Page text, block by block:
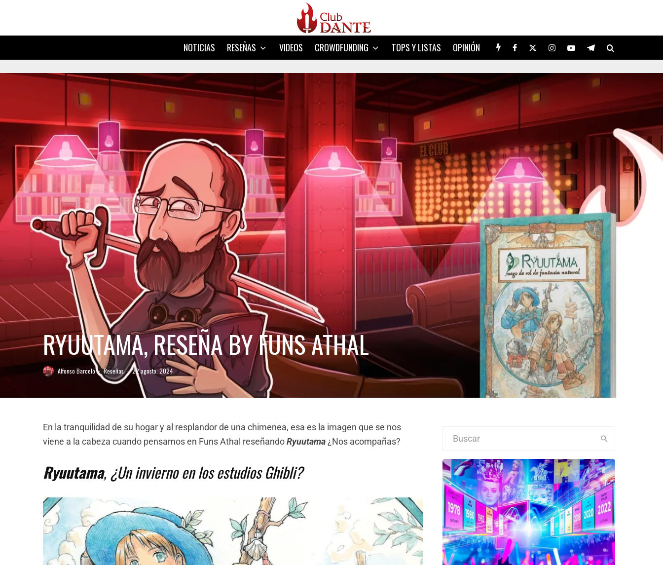
NOTICIAS RESEÑAS VIDEOS CROWDFUNDING TOPS Y LISTAS OPINIÓN
RYUUTAMA, RESEÑA BY FUNS ATHAL
Alfonso Barceló · Reseñas · 22 agosto, 2024
En la tranquilidad de su hogar y al resplandor de una chimenea, esa es la imagen que se nos
viene a la cabeza cuando pensamos en Funs Athal reseñandoRyuutama¿Nos acompañas?
Ryuutama, ¿Un invierno en los estudios Ghibli?